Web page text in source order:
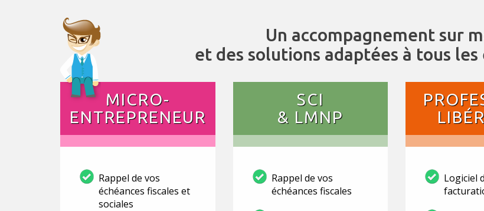
Un accompagnement sur
et des solutions adaptées à tous
MICRO-
ENTREPRENEUR
Rappel de vos
échéances fiscales et
sociales
SCI
& LMNP
Rappel de vos
échéances fiscales
Logiciel